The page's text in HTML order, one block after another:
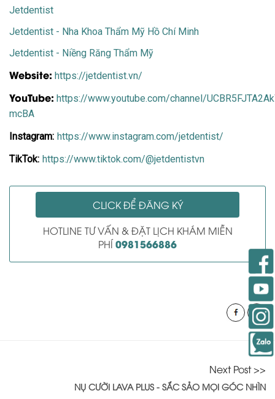
Jetdentist
Jetdentist - Nha Khoa Thẩm Mỹ Hồ Chí Minh
Jetdentist - Niềng Răng Thẩm Mỹ
Website: https://jetdentist.vn/
YouTube: https://www.youtube.com/channel/
mcBA
Instagram: https://www.instagram.com/jetdentist/
TikTok: https://www.tiktok.com/@jetdentistvn
CLICK ĐỂ ĐĂNG KÝ
HOTLINE TƯ VẤN & ĐẶT LỊCH KHÁM MIỄN
PHÍ0981566886
Next Post >>
NỤ CƯỜI LAVA PLUS - SẮC SẢO MỌI GÓC NHÌN